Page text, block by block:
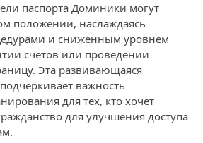
паспорта Доминики могут
положении, наслаждаясь
и сниженным уровнем
счетов или проведении
Эта развивающаяся
важность
для тех, кто хочет
для улучшения доступа